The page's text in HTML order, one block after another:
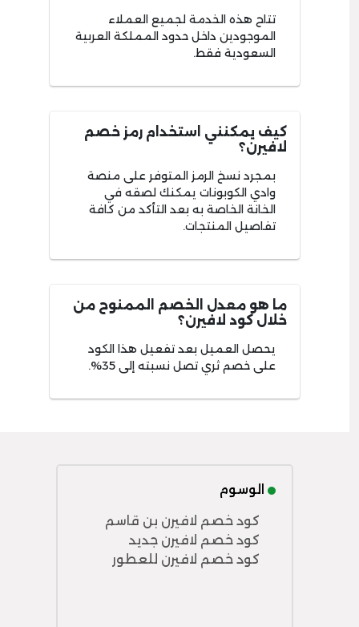
تتاح هذه الخدمة لجميع العملاء
الموجودين داخل حدود المملكة العربية
السعودية فقط.
كيف يمكنني استخدام رمز خصم
لافيرن؟
بمجرد نسخ الرمز المتوفر على منصة
وادي الكوبونات يمكنك لصقه في
الخانة الخاصة به بعد التأكد من كافة
تفاصيل المنتجات.
ما هو معدل الخصم الممنوح من
خلال كود لافيرن؟
يحصل العميل بعد تفعيل هذا الكود
على خصم ثري تصل نسبته إلى 35%.
الوسوم
كود خصم لافيرن بن قاسم
كود خصم لافيرن جديد
كود خصم لافيرن للعطور